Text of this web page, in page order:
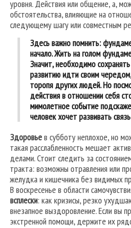
уровня. Действия или общение, а,
обстоятельства, влияющие на
следующему шагу или совместным
Здесь важно помнить:
начало. Жить на голом
Значит, необходимо
развитию идти своим
торопя других людей. Но
действия в отношении себя
мимолетное событие
человек хочет развивать
Здоровьев субботу неплохое, но
такая расслабленность мешает
делами. Стоит следить за
тракта: возможны отравления или
желудка и кишечника без видимых
В воскресенье в области
всплески: как кризисы, резко
внезапное выздоровление. Если вы
экстренной помощи, держите их